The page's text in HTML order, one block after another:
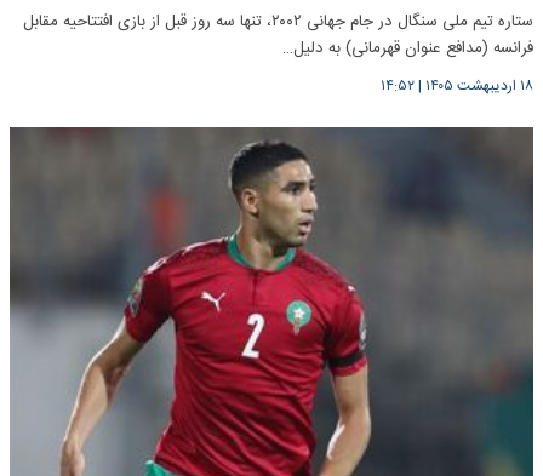
ستاره تیم ملی سنگال در جام جهانی ۲۰۰۲، تنها سه روز قبل از بازی افتتاحیه مقابل
فرانسه (مدافع عنوان قهرمانی) به دلیل…
۱۸ اردیبهشت ۱۴۰۵ |۱۴:۵۲